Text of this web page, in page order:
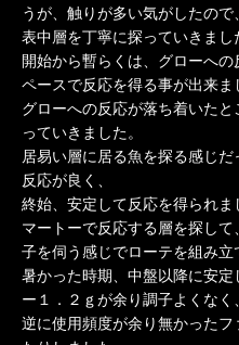
うが、触りが多い気がしたので、
表中層を丁寧に探っていきまし
開始から暫らくは、グローへ
ペースで反応を得る事が出来ま
グローへの反応が落ち着いた
っていきました。
居易い層に居る魚を探る感じ
反応が良く、
終始、安定して反応を得られま
マートーで反応する層を探し
子を伺う感じでローテを組み立
暑かった時期、中盤以降に安
ー１．２ｇが余り調子よくなく、
逆に使用頻度が余り無かった